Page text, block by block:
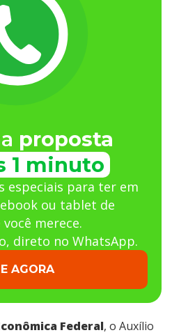
proposta
1 minuto
especiais para ter em
ou tablet de
merece.
direto no WhatsApp.
AGORA
Federal, o Auxílio